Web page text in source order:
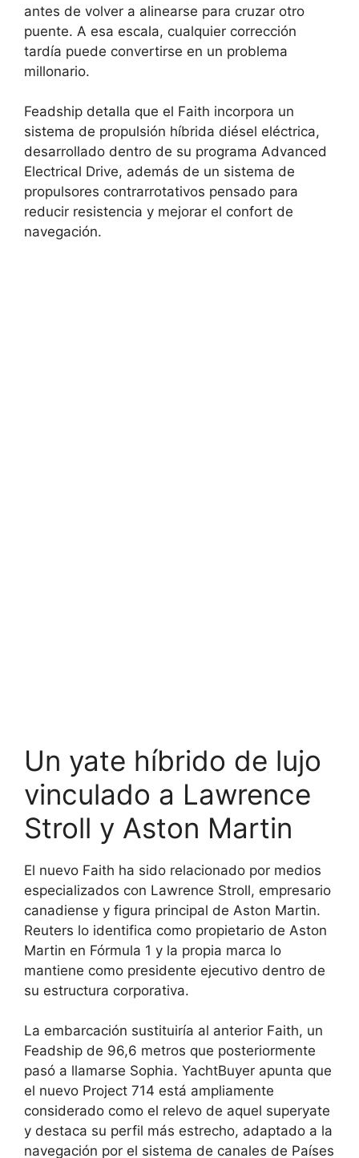
antes de volver a alinearse para cruzar otro
puente. A esa escala, cualquier corrección
tardía puede convertirse en un problema
millonario.
Feadship detalla que el Faith incorpora un
sistema de propulsión híbrida diésel eléctrica,
desarrollado dentro de su programa Advanced
Electrical Drive, además de un sistema de
propulsores contrarrotativos pensado para
reducir resistencia y mejorar el confort de
navegación.
Un yate híbrido de lujo
vinculado a Lawrence
Stroll y Aston Martin
El nuevo Faith ha sido relacionado por medios
especializados con Lawrence Stroll, empresario
canadiense y figura principal de Aston Martin.
Reuters lo identifica como propietario de Aston
Martin en Fórmula 1 y la propia marca lo
mantiene como presidente ejecutivo dentro de
su estructura corporativa.
La embarcación sustituiría al anterior Faith, un
Feadship de 96,6 metros que posteriormente
pasó a llamarse Sophia. YachtBuyer apunta que
el nuevo Project 714 está ampliamente
considerado como el relevo de aquel superyate
y destaca su perfil más estrecho, adaptado a la
navegación por el sistema de canales de Países